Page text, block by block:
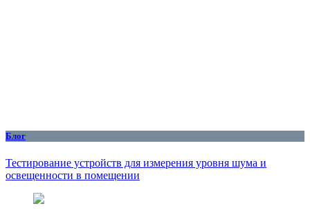
Блог
Тестирование устройств для измерения уровня шума и
освещенности в помещении